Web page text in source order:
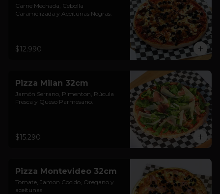
Carne Mechada, Cebolla
Caramelizada y Aceitunas Negras.
$12.990
Pizza Milan 32cm
Jamón Serrano, Pimenton, Rúcula
Fresca y Queso Parmesano.
$15.290
Pizza Montevideo 32cm
Tomate, Jamon Cocido, Oregano y
aceitunas